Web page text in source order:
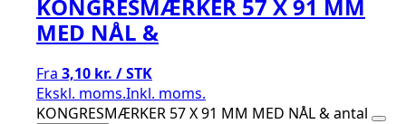
KONGRESMÆRKER 57 X 91 MM
MED NÅL &
Fra 3,10 kr. / STK
Ekskl. moms.Inkl. moms.
KONGRESMÆRKER 57 X 91 MM MED NÅL & antal